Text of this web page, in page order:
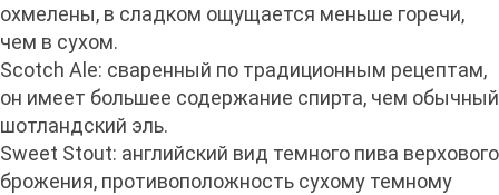
охмелены, в сладком ощущается меньше горечи,
чем в сухом.
Scotch Ale: сваренный по традиционным рецептам,
он имеет большее содержание спирта, чем обычный
шотландский эль.
Sweet Stout: английский вид темного пива верхового
брожения, противоположность сухому темному